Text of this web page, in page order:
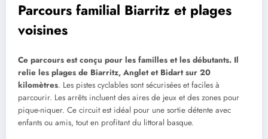
Parcours familial Biarritz et plages
voisines
Ce parcours est conçu pour les familles et les débutants. Il
relie les plages de Biarritz, Anglet et Bidart sur 20
kilomètres. Les pistes cyclables sont sécurisées et faciles à
parcourir. Les arrêts incluent des aires de jeux et des zones pour
pique-niquer. Ce circuit est idéal pour une sortie détente avec
enfants ou amis, tout en profitant du littoral basque.